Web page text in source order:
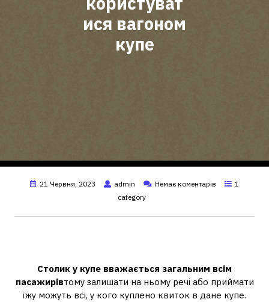
ися вагоном
купе
21 Червня, 2023 admin Немає коментарів
1
category
Столик у купе вважається загальним всім
пасажирівтому залишати на ньому речі або приймати
їжу можуть всі, у кого куплено квиток в дане купе.